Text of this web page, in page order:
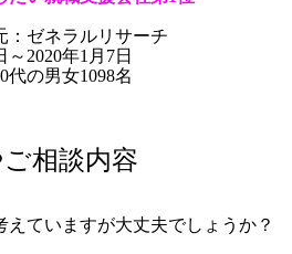
：ゼネラルリサーチ
2020年1月7日
代の男女1098名
相談内容
えていますが大丈夫でしょうか？